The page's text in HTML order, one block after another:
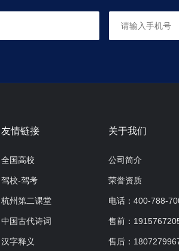
友情链接
全国高校
驾校-驾考
杭州第二课堂
中国古代诗词
汉字释义
关于我们
公司简介
荣誉资质
电话：400-788-
售前：
售后：